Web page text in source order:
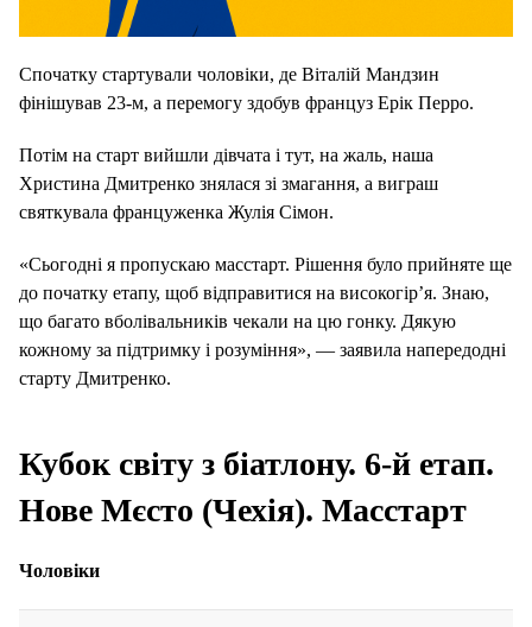
Спочатку стартували чоловіки, де Віталій Мандзин
фінішував 23-м, а перемогу здобув француз Ерік Перро.
Потім на старт вийшли дівчата і тут, на жаль, наша
Христина Дмитренко знялася зі змагання, а виграш
святкувала француженка Жулія Сімон.
«Сьогодні я пропускаю масстарт. Рішення було прийняте ще
до початку етапу, щоб відправитися на високогір’я. Знаю,
що багато вболівальників чекали на цю гонку. Дякую
кожному за підтримку і розуміння», — заявила напередодні
старту Дмитренко.
Кубок світу з біатлону. 6-й етап.
Нове Мєсто (Чехія). Масстарт
Чоловіки